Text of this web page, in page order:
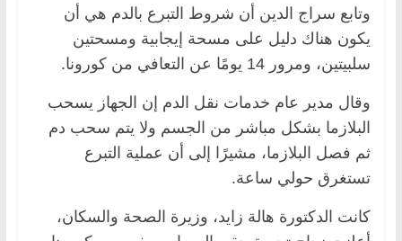
وتابع سراج الدين أن شروط التبرع بالدم هي أن
يكون هناك دليل على مسحة إيجابية ومسحتين
سلبيتين، ومرور 14 يومًا عن التعافي من كورونا.
وقال مدير عام خدمات نقل الدم إن الجهاز يسحب
البلازما بشكل مباشر من الجسم ولا يتم سحب دم
ثم فصل البلازما، مشيرًا إلى أن عملية التبرع
تستغرق حولي ساعة.
كانت الدكتورة هالة زايد، وزيرة الصحة والسكان،